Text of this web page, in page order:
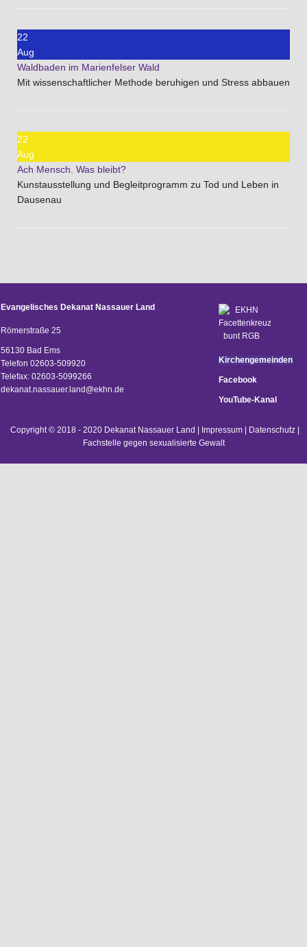
22
Aug
Waldbaden im Marienfelser Wald
Mit wissenschaftlicher Methode beruhigen und Stress abbauen
22
Aug
Ach Mensch. Was bleibt?
Kunstausstellung und Begleitprogramm zu Tod und Leben in
Dausenau
Evangelisches Dekanat Nassauer Land
Römerstraße 25
56130 Bad Ems
Telefon 02603-509920
Telefax: 02603-5099266
dekanat.nassauer.land@ekhn.de
Kirchengemeinden
Facebook
YouTube-Kanal
Copyright © 2018 - 2020 Dekanat Nassauer Land | Impressum| Datenschutz|
Fachstelle gegen sexualisierte Gewalt